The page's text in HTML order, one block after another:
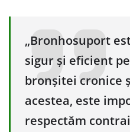
„Bronhosuport
sigur și eficient
bronșitei cronice
acestea, este
respectăm